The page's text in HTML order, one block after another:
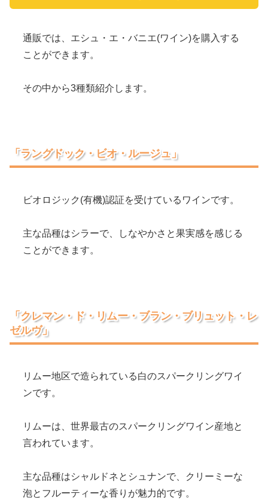
通販では、エシュ・エ・バニエ(ワイン)を購入する
ことができます。
その中から3種類紹介します。
「ラングドック・ビオ・ルージュ」
ビオロジック(有機)認証を受けているワインです。
主な品種はシラーで、しなやかさと果実感を感じる
ことができます。
「クレマン・ド・リムー・ブラン・ブリュット・レ
ゼルヴ」
リムー地区で造られている白のスパークリングワイ
ンです。
リムーは、世界最古のスパークリングワイン産地と
言われています。
主な品種はシャルドネとシュナンで、クリーミーな
泡とフルーティーな香りが魅力的です。